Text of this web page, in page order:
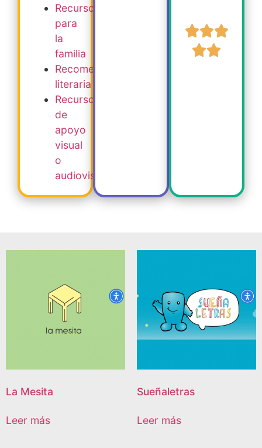
Recursos
para
la
familia
Recomendación
literaria
Recursos
de
apoyo
visual
o
audiovisual
La Mesita
Leer más
Sueñaletras
Leer más